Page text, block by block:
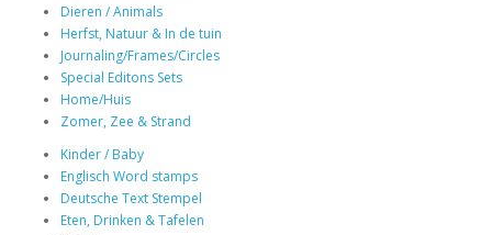
Dieren / Animals
Herfst, Natuur & In de tuin
Journaling/Frames/Circles
Special Editons Sets
Home/Huis
Zomer, Zee & Strand
Kinder / Baby
Englisch Word stamps
Deutsche Text Stempel
Eten, Drinken & Tafelen